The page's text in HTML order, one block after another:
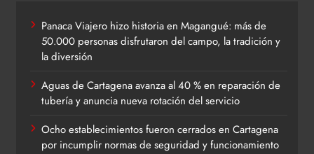
Panaca Viajero hizo historia en Magangué: más de
50.000 personas disfrutaron del campo, la tradición y
la diversión
Aguas de Cartagena avanza al 40 % en reparación de
tubería y anuncia nueva rotación del servicio
Ocho establecimientos fueron cerrados en Cartagena
por incumplir normas de seguridad y funcionamiento